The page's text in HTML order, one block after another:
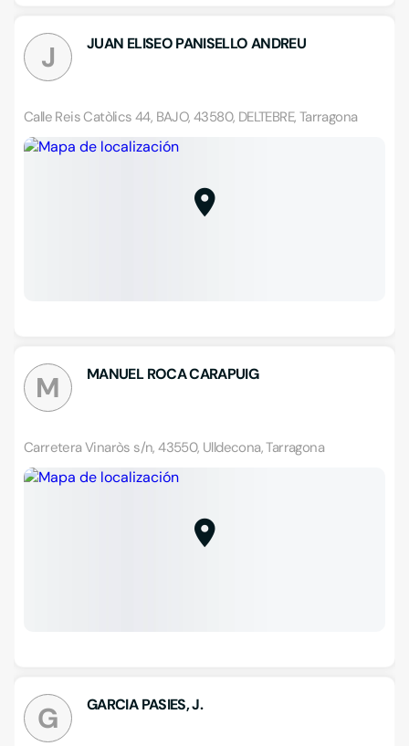
J JUAN ELISEO PANISELLO ANDREU
Calle Reis Catòlics 44, BAJO, 43580, DELTEBRE, Tarragona
M MANUEL ROCA CARAPUIG
Carretera Vinaròs s/n, 43550, Ulldecona, Tarragona
G GARCIA PASIES, J.